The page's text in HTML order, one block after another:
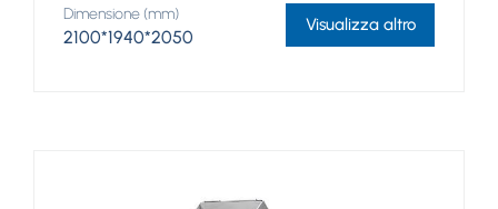
Dimensione (mm)
2100*1940*2050
Visualizza altro